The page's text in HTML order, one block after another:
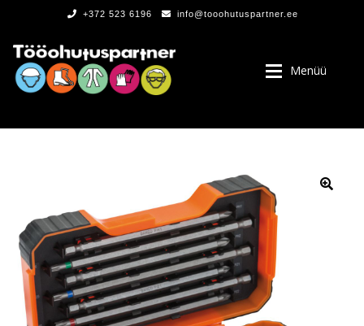
+372 523 6196 info@tooohutuspartner.ee
Menüü